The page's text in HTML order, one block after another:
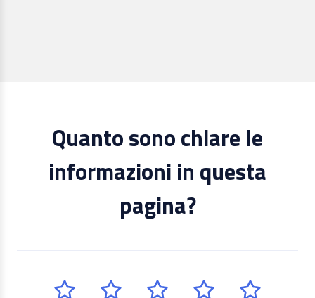
Quanto sono chiare le
informazioni in questa
pagina?